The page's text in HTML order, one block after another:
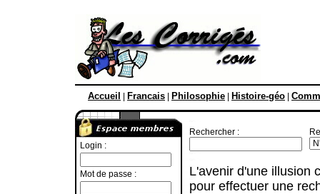
Accueil Francais Philosophie Histoire-géo
Login :
Mot de passe :
Rechercher :
L'avenir d'une illusion
pour effectuer une